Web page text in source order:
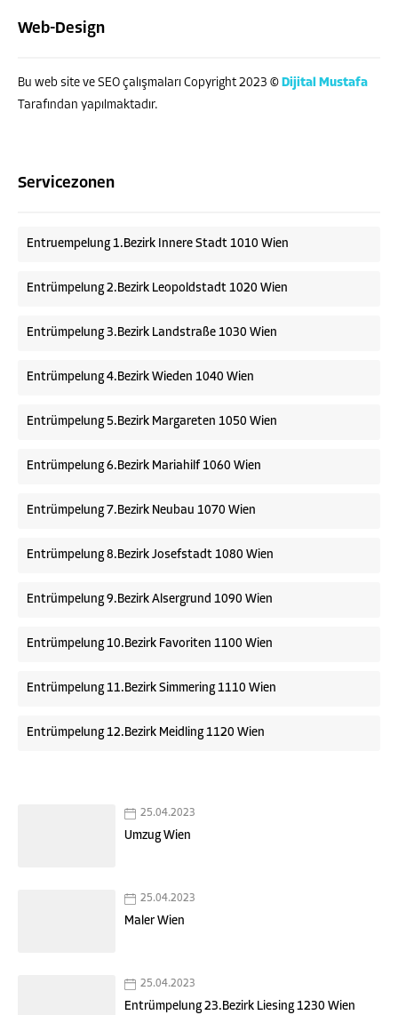
Web-Design
Bu web site ve SEO çalışmaları Copyright 2023 © Dijital Mustafa
Tarafından yapılmaktadır.
Servicezonen
Entruempelung 1.Bezirk Innere Stadt 1010 Wien
Entrümpelung 2.Bezirk Leopoldstadt 1020 Wien
Entrümpelung 3.Bezirk Landstraße 1030 Wien
Entrümpelung 4.Bezirk Wieden 1040 Wien
Entrümpelung 5.Bezirk Margareten 1050 Wien
Entrümpelung 6.Bezirk Mariahilf 1060 Wien
Entrümpelung 7.Bezirk Neubau 1070 Wien
Entrümpelung 8.Bezirk Josefstadt 1080 Wien
Entrümpelung 9.Bezirk Alsergrund 1090 Wien
Entrümpelung 10.Bezirk Favoriten 1100 Wien
Entrümpelung 11.Bezirk Simmering 1110 Wien
Entrümpelung 12.Bezirk Meidling 1120 Wien
25.04.2023
Umzug Wien
25.04.2023
Maler Wien
25.04.2023
Entrümpelung 23.Bezirk Liesing 1230 Wien